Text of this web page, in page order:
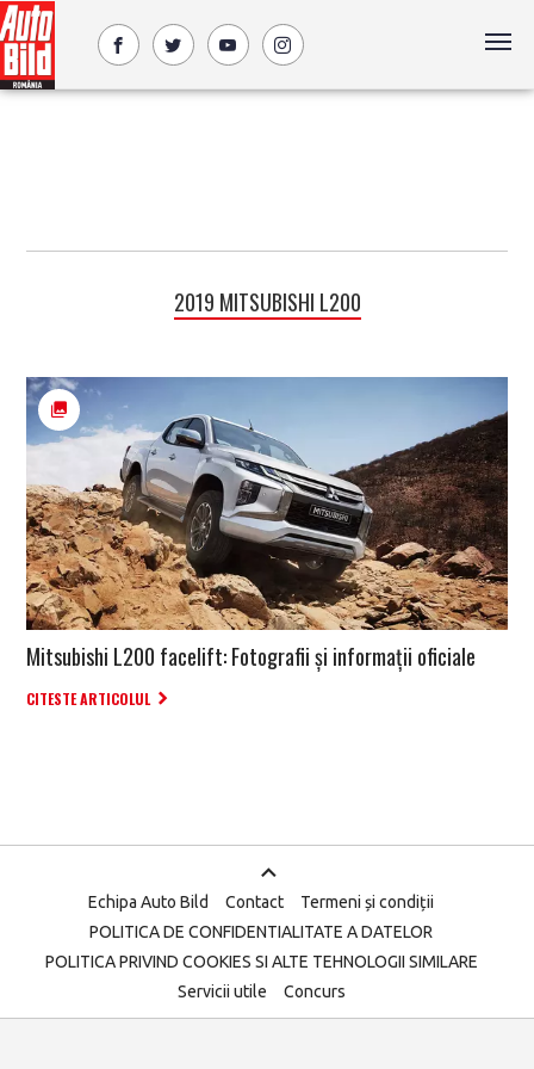
2019 MITSUBISHI L200
Mitsubishi L200 facelift: Fotografii și informații oficiale
CITESTE ARTICOLUL
Echipa Auto Bild Contact
Termeni și condiții
POLITICA DE CONFIDENTIALITATE A DATELOR
POLITICA PRIVIND COOKIES SI ALTE TEHNOLOGII SIMILARE
Servicii utile
Concurs